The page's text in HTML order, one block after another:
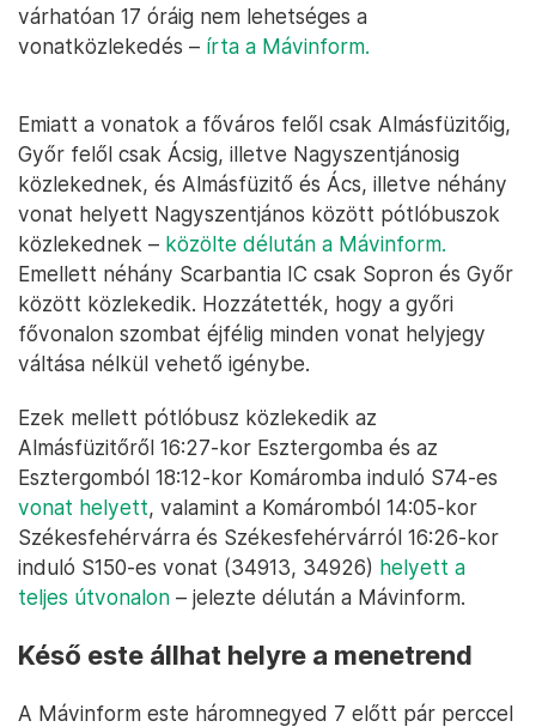
várhatóan 17 óráig nem lehetséges a
vonatközlekedés – írta a Mávinform.
Emiatt a vonatok a főváros felől csak Almásfüzitőig,
Győr felől csak Ácsig, illetve Nagyszentjánosig
közlekednek, és Almásfüzitő és Ács, illetve néhány
vonat helyett Nagyszentjános között pótlóbuszok
közlekednek – közölte délután a Mávinform.
Emellett néhány Scarbantia IC csak Sopron és Győr
között közlekedik. Hozzátették, hogy a győri
fővonalon szombat éjfélig minden vonat helyjegy
váltása nélkül vehető igénybe.
Ezek mellett pótlóbusz közlekedik az
Almásfüzitőről 16:27-kor Esztergomba és az
Esztergomból 18:12-kor Komáromba induló S74-es
vonat helyett, valamint a Komáromból 14:05-kor
Székesfehérvárra és Székesfehérvárról 16:26-kor
induló S150-es vonat (34913, 34926) helyett a
teljes útvonalon – jelezte délután a Mávinform.
Késő este állhat helyre a menetrend
A Mávinform este háromnegyed 7 előtt pár perccel